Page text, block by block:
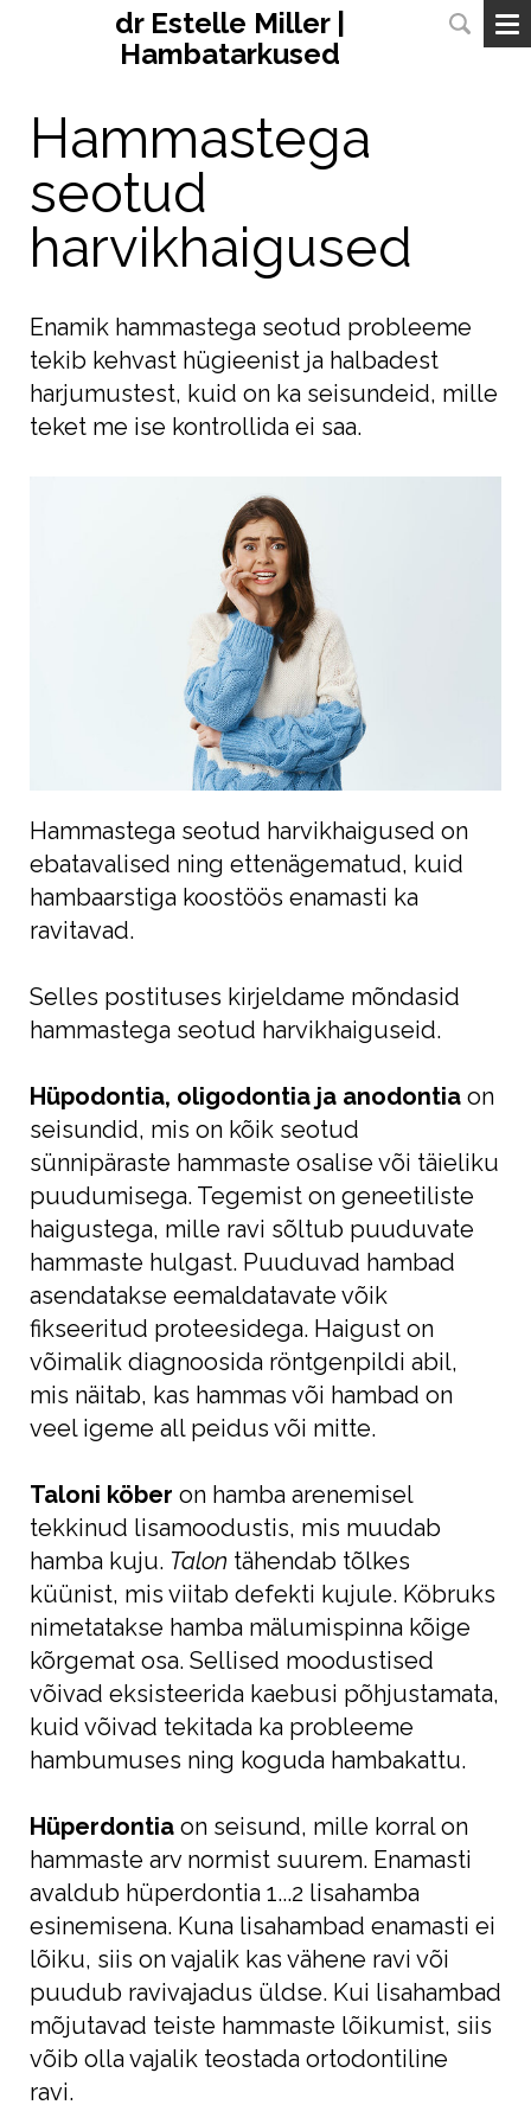
dr Estelle Miller |
Hambatarkused
Hammastega
seotud
harvikhaigused
Enamik hammastega seotud probleeme
tekib kehvast hügieenist ja halbadest
harjumustest, kuid on ka seisundeid, mille
teket me ise kontrollida ei saa.
Hammastega seotud harvikhaigused on
ebatavalised ning ettenägematud, kuid
hambaarstiga koostöös enamasti ka
ravitavad.
Selles postituses kirjeldame mõndasid
hammastega seotud harvikhaiguseid.
Hüpodontia, oligodontia ja anodontia on
seisundid, mis on kõik seotud
sünnipäraste hammaste osalise või täieliku
puudumisega. Tegemist on geneetiliste
haigustega, mille ravi sõltub puuduvate
hammaste hulgast. Puuduvad hambad
asendatakse eemaldatavate võik
fikseeritud proteesidega. Haigust on
võimalik diagnoosida röntgenpildi abil,
mis näitab, kas hammas või hambad on
veel igeme all peidus või mitte.
Taloni köber on hamba arenemisel
tekkinud lisamoodustis, mis muudab
hamba kuju. Talon tähendab tõlkes
küünist, mis viitab defekti kujule. Köbruks
nimetatakse hamba mälumispinna kõige
kõrgemat osa. Sellised moodustised
võivad eksisteerida kaebusi põhjustamata,
kuid võivad tekitada ka probleeme
hambumuses ning koguda hambakattu.
Hüperdontia on seisund, mille korral on
hammaste arv normist suurem. Enamasti
avaldub hüperdontia 1...2 lisahamba
esinemisena. Kuna lisahambad enamasti ei
lõiku, siis on vajalik kas vähene ravi või
puudub ravivajadus üldse. Kui lisahambad
mõjutavad teiste hammaste lõikumist, siis
võib olla vajalik teostada ortodontiline
ravi.